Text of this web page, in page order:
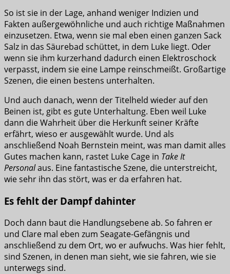
So ist sie in der Lage, anhand weniger Indizien und
Fakten außergewöhnliche und auch richtige Maßnahmen
einzusetzen. Etwa, wenn sie mal eben einen ganzen Sack
Salz in das Säurebad schüttet, in dem Luke liegt. Oder
wenn sie ihm kurzerhand dadurch einen Elektroschock
verpasst, indem sie eine Lampe reinschmeißt. Großartige
Szenen, die einen bestens unterhalten.
Und auch danach, wenn der Titelheld wieder auf den
Beinen ist, gibt es gute Unterhaltung. Eben weil Luke
dann die Wahrheit über die Herkunft seiner Kräfte
erfährt, wieso er ausgewählt wurde. Und als
anschließend Noah Bernstein meint, was man damit alles
Gutes machen kann, rastet Luke Cage in Take It
Personalaus. Eine fantastische Szene, die unterstreicht,
wie sehr ihn das stört, was er da erfahren hat.
Es fehlt der Dampf dahinter
Doch dann baut die Handlungsebene ab. So fahren er
und Clare mal eben zum Seagate-Gefängnis und
anschließend zu dem Ort, wo er aufwuchs. Was hier fehlt,
sind Szenen, in denen man sieht, wie sie fahren, wie sie
unterwegs sind.